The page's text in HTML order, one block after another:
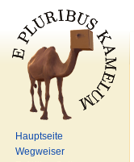
Hauptseite
Wegweiser